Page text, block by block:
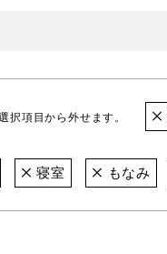
択項目から外せます。
寝室 もなみ